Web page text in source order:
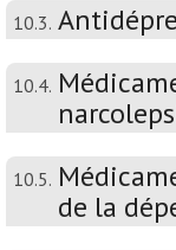
10.3.
10.4.
10.5.
de la